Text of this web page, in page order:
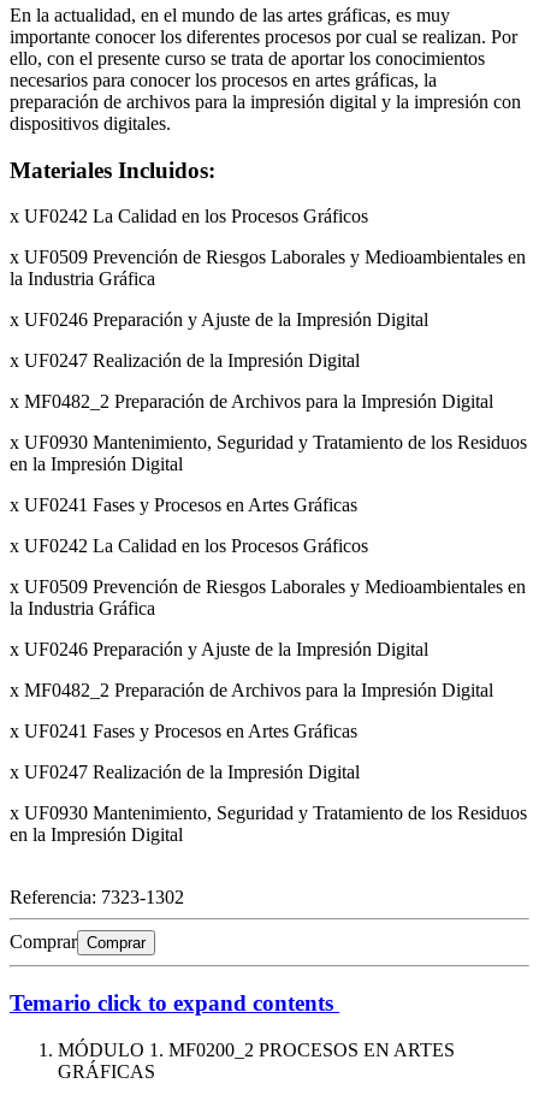
En la actualidad, en el mundo de las artes gráficas, es muy
importante conocer los diferentes procesos por cual se realizan. Por
ello, con el presente curso se trata de aportar los conocimientos
necesarios para conocer los procesos en artes gráficas, la
preparación de archivos para la impresión digital y la impresión con
dispositivos digitales.
Materiales Incluidos:
x UF0242 La Calidad en los Procesos Gráficos
x UF0509 Prevención de Riesgos Laborales y Medioambientales en
la Industria Gráfica
x UF0246 Preparación y Ajuste de la Impresión Digital
x UF0247 Realización de la Impresión Digital
x MF0482_2 Preparación de Archivos para la Impresión Digital
x UF0930 Mantenimiento, Seguridad y Tratamiento de los Residuos
en la Impresión Digital
x UF0241 Fases y Procesos en Artes Gráficas
x UF0242 La Calidad en los Procesos Gráficos
x UF0509 Prevención de Riesgos Laborales y Medioambientales en
la Industria Gráfica
x UF0246 Preparación y Ajuste de la Impresión Digital
x MF0482_2 Preparación de Archivos para la Impresión Digital
x UF0241 Fases y Procesos en Artes Gráficas
x UF0247 Realización de la Impresión Digital
x UF0930 Mantenimiento, Seguridad y Tratamiento de los Residuos
en la Impresión Digital
Referencia: 7323-1302
Comprar Comprar
Temario click to expand contents
MÓDULO 1. MF0200_2 PROCESOS EN ARTES
GRÁFICAS